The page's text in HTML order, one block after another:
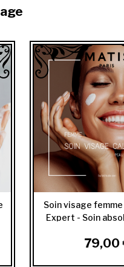
Soin visage
Expert - Soin
79,00